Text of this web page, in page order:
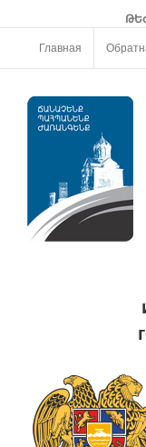
Главная